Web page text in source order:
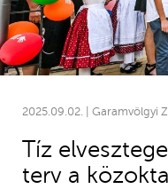
2025.09.02. | Garamvölgyi
Tíz
terv a